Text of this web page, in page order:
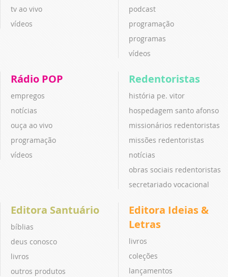
tv ao vivo
vídeos
podcast
programação
programas
vídeos
Rádio POP
empregos
notícias
ouça ao vivo
programação
vídeos
Redentoristas
história pe. vitor
hospedagem santo afonso
missionários redentoristas
missões redentoristas
notícias
obras sociais redentoristas
secretariado vocacional
Editora Santuário
bíblias
deus conosco
livros
outros produtos
Editora Ideias &
Letras
livros
coleções
lançamentos